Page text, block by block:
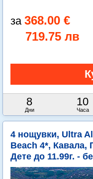
368.00 €
719.75 лв
8
Дни
10
Часа
4 нощувки, Ultra
Beach 4*, Кавала,
Дете до 11.99г. -